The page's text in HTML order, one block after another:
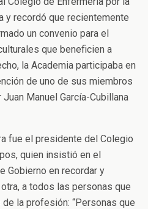
y recordó que recientemente
un convenio para el
que beneficien a
la Academia participaba en
de uno de sus miembros
Manuel García-Cubillana
fue el presidente del Colegio
quien insistió en el
Gobierno en recordar y
a todos las personas que
la profesión: “Personas que